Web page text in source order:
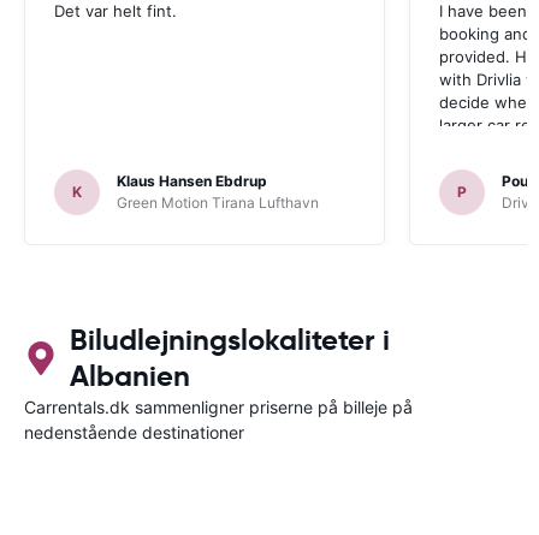
Det var helt fint.
K
Klaus Hansen Ebdrup
Green Motion Tirana Lufthavn
I have been
booking and
provided.
with Drivlia
decide
larger car
P
Poul
Biludlejningslokaliteter i
Albanien
Carrentals.dk sammenligner priserne på billeje på
nedenstående destinationer